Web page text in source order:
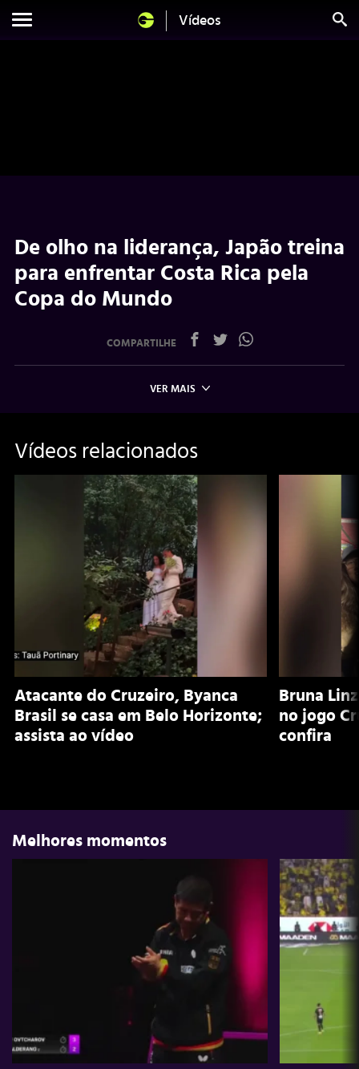
Vídeos
De olho na liderança, Japão treina
para enfrentar Costa Rica pela
Copa do Mundo
COMPARTILHE
VER MAIS
Vídeos relacionados
Atacante do Cruzeiro, Byanca
Brasil se casa em Belo Horizonte;
assista ao vídeo
Bruna
no jogo
confira
Melhores momentos